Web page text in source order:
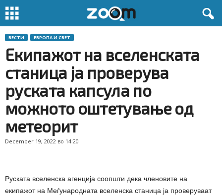
ВЕСТИ ЕВРОПА И СВЕТ
Екипажот на вселенската
станица ја проверува
руската капсула по
можното оштетување од
метеорит
December 19, 2022 во 14:20
Руската вселенска агенција соопшти дека членовите на
екипажот на Меѓународната вселенска станица ја проверуваат